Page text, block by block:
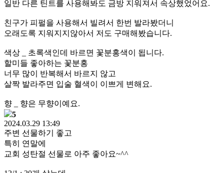
일반 다른 틴트를 사용해봐도 금방 지워져서 속상했었어요.
친구가 피펄을 사용해서 빌려서 한번 발라봤더니
오래도록 지워지지않아서 저도 구매해봤습니다.
색상 _ 초록색인데 바르면 꽃분홍색이 됩니다.
할미들 좋아하는 꽃분홍
너무 많이 반복해서 바르지 않고
살짝 발라주면 입술 혈색이 이쁘게 변해요.
향 _ 향은 무향이예요.
5
2024.03.29 13:49
주변 선물하기 좋고
특히 연말에
교회 성탄절 선물로 아주 좋아요~^^